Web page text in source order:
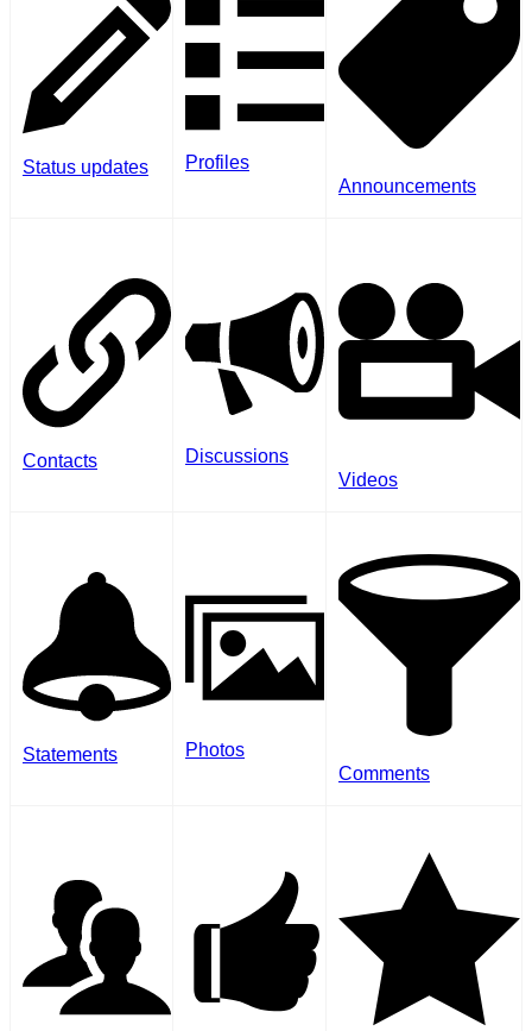
Status updates
Profiles
Announcements
Contacts
Discussions
Videos
Statements
Photos
Comments